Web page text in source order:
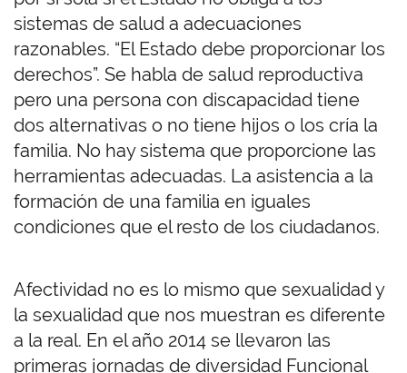
sistemas de salud a adecuaciones
razonables. “El Estado debe proporcionar los
derechos”. Se habla de salud reproductiva
pero una persona con discapacidad tiene
dos alternativas o no tiene hijos o los cría la
familia. No hay sistema que proporcione las
herramientas adecuadas. La asistencia a la
formación de una familia en iguales
condiciones que el resto de los ciudadanos.
Afectividad no es lo mismo que sexualidad y
la sexualidad que nos muestran es diferente
a la real. En el año 2014 se llevaron las
primeras jornadas de diversidad Funcional